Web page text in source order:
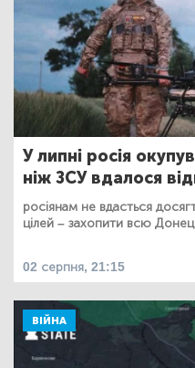
У липні росія
ніж ЗСУ вдалося
росіянам не вдасться
цілей – захопити всю
02 серпня, 21:15
ВІЙНА